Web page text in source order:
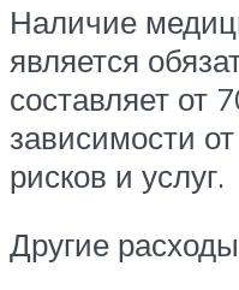
Наличие
является
составляет от
зависимости
рисков и услуг.
Другие